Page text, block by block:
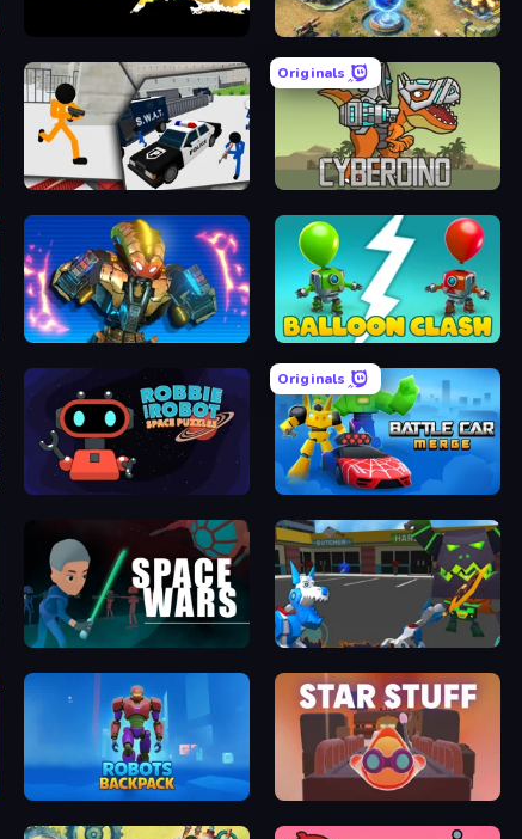
Battle for the Galaxy
Originals
CyberDino: T-Rex vs Robots
Stickman Prison: Counter Assault
Balloon Clash
Ultimate Robo Duel 3D
Originals
Merge Battle Car
Robbie the Robot
Robot Dog City Simulator
SpaceWars
Star Stuff
Robots Backpack